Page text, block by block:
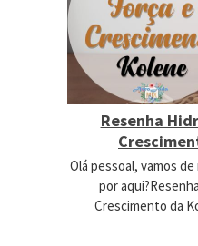
Resenha
Olá pessoal, vamos
por
Crescimento da